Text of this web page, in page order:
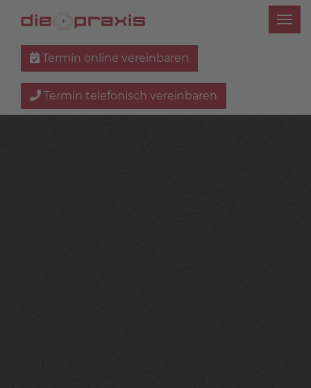
Termin online vereinbaren
Termin telefonisch vereinbaren